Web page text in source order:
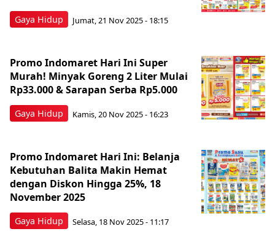
Gaya Hidup Jumat, 21 Nov 2025 - 18:15
Gaya Hidup
Promo Indomaret Hari Ini Super
Murah! Minyak Goreng 2 Liter Mulai
Rp33.000 & Sarapan Serba Rp5.000
Kamis, 20 Nov 2025 - 16:23
Gaya Hidup
Promo Indomaret Hari Ini: Belanja
Kebutuhan Balita Makin Hemat
dengan Diskon Hingga 25%, 18
November 2025
Selasa, 18 Nov 2025 - 11:17